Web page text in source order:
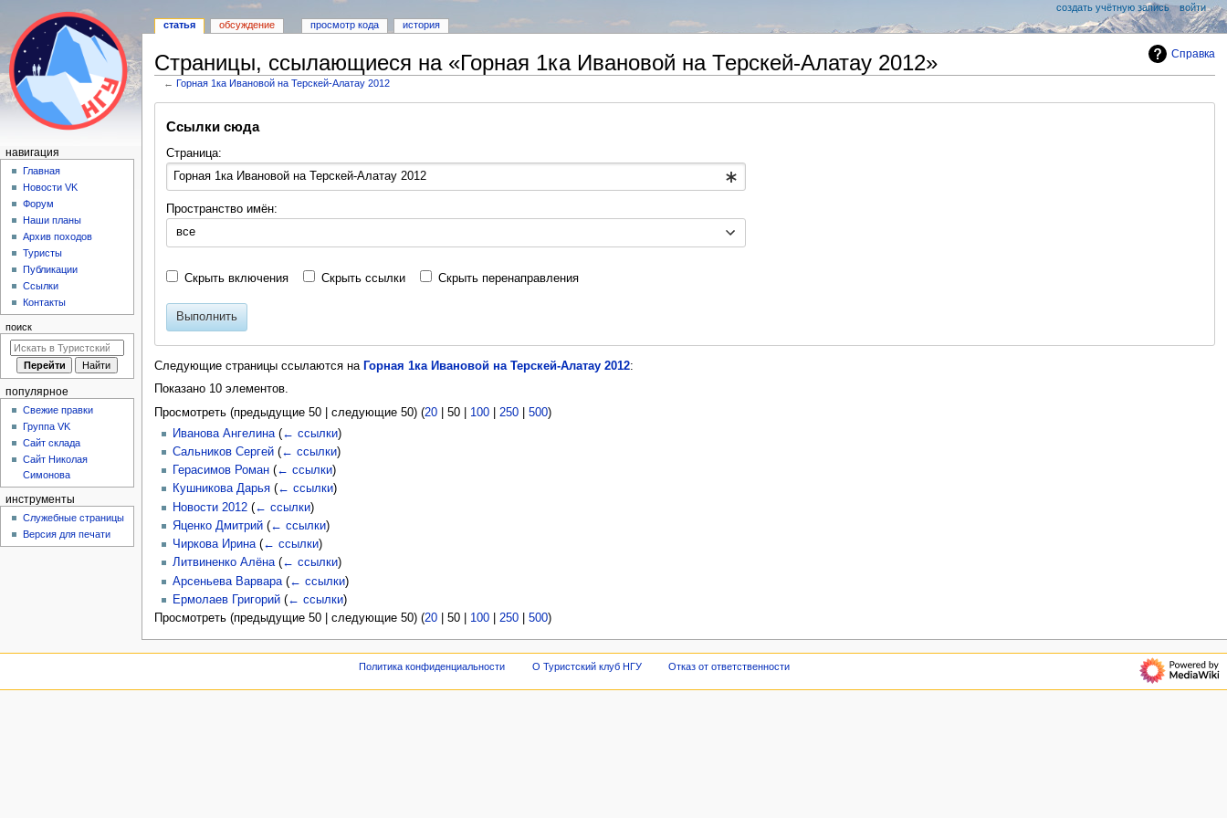
Справка
Страницы, ссылающиеся на «Горная 1ка Ивановой на Терскей-Алатау 2012»
← Горная 1ка Ивановой на Терскей-Алатау 2012
Ссылки сюда
Страница:
Пространство имён:
все
Скрыть включения Скрыть ссылки Скрыть перенаправления
Выполнить
Следующие страницы ссылаются на Горная 1ка Ивановой на Терскей-Алатау 2012:
Показано 10 элементов.
Просмотреть (предыдущие 50| следующие 50) (20| 50| 100| 250| 500)
Иванова Ангелина (← ссылки)
Сальников Сергей (← ссылки)
Герасимов Роман (← ссылки)
Кушникова Дарья (← ссылки)
Новости 2012 (← ссылки)
Яценко Дмитрий (← ссылки)
Чиркова Ирина (← ссылки)
Литвиненко Алёна (← ссылки)
Арсеньева Варвара (← ссылки)
Ермолаев Григорий (← ссылки)
Просмотреть (предыдущие 50| следующие 50) (20| 50| 100| 250| 500)
Н
я
статья обсуждение просмотр кода история
создать учётную запись войти
навигация
Главная
Новости VK
Форум
Наши планы
Архив походов
Туристы
Публикации
Ссылки
Контакты
поиск
популярное
Свежие правки
Группа VK
Сайт склада
Сайт Николая
Симонова
инструменты
Служебные страницы
Версия для печати
Политика конфиденциальности О Туристский клуб НГУ Отказ от ответственности